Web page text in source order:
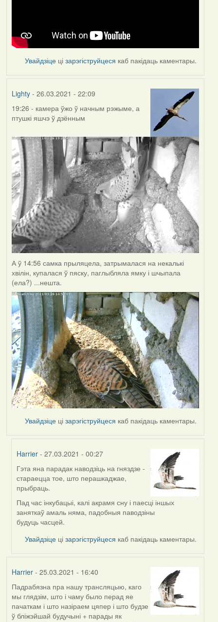
Увайдзіце цізарэгіструйцеся каб пакідаць каментары.
Lighty- 26.03.2021 - 22:09
19:26 - камера ўжо ў начным рэжыме, а
птушкі яшчэ ў дзённым
А ў 14:56 самка прыляцела, затрымалася на некалькі
хвілін, купалася ў пяску, паглыбляла ямку і шчыпала
(ела?) ...нешта.
Увайдзіце цізарэгіструйцеся каб пакідаць каментары.
Harrier - 27.03.2021 - 00:27
In
reply
to
by
Lighty
Гэта яна парадак наводзіць на гняздзе -
стараецца тое, што перашкаджае,
прыбраць.
Пад час інкубацыі, калі акрамя сну і паесці іншых
заняткаў амаль няма, падобныя паводзіны
будуць часцей.
Увайдзіце цізарэгіструйцеся каб пакідаць каментары.
Harrier- 25.03.2021 - 16:40
Падрабязна пра нашу трансляцыю, каго
мы глядзім, што і чаму было перад яе
пачаткам і што назіраем цяпер і што будзе
ў бліжэйшай будучыні + парады як